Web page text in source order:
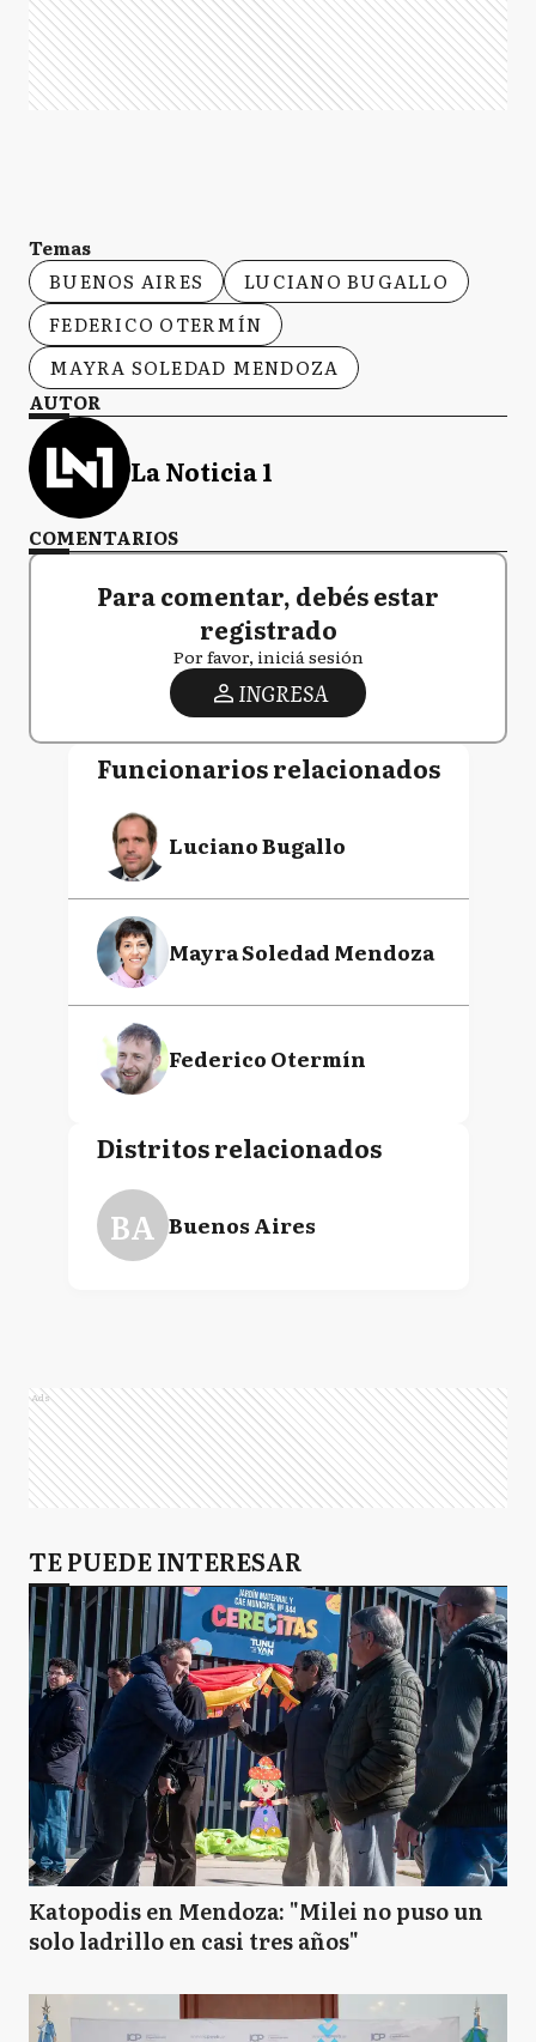
Temas
BUENOS AIRES
LUCIANO BUGALLO
FEDERICO OTERMÍN
MAYRA SOLEDAD MENDOZA
AUTOR
La Noticia 1
COMENTARIOS
Para comentar, debés estar
registrado
Por favor, iniciá sesión
INGRESA
Funcionarios relacionados
Luciano Bugallo
Mayra Soledad Mendoza
Federico Otermín
Distritos relacionados
BA Buenos Aires
Ads
TE PUEDE INTERESAR
Katopodis en Mendoza: "Milei no puso un
solo ladrillo en casi tres años"